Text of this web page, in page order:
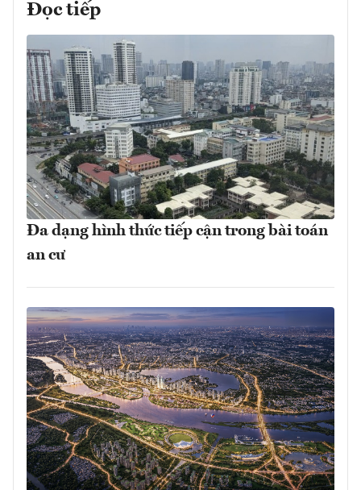
Đọc tiếp
Đa dạng hình thức tiếp cận trong bài toán
an cư